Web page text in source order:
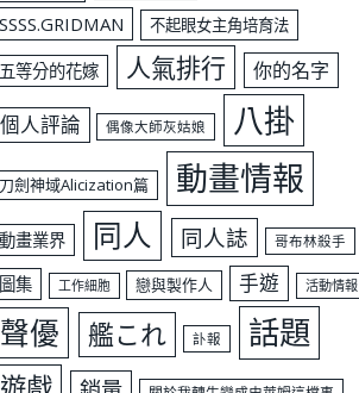
SSSS.GRIDMAN 不起眼女主角培育法
五等分的花嫁 人氣排行 你的名字
個人評論 偶像大師灰姑娘 八掛
刀劍神域Alicization篇 動畫情報
動畫業界 同人 同人誌 哥布林殺手
圖集 工作細胞 戀與製作人 手遊 活動情報
聲優 艦これ 訃報 話題